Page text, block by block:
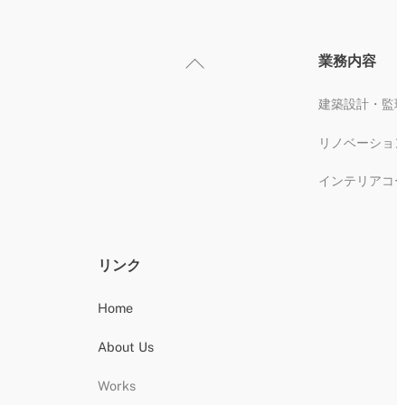
Back
業務内容
建築設計・監
リノベーショ
インテリア
リンク
Home
About Us
Works